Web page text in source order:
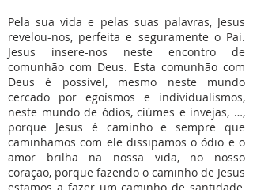
Pela sua vida e pelas suas palavras, Jesus
revelou-nos, perfeita e seguramente o Pai.
Jesus insere-nos neste encontro de
comunhão com Deus. Esta comunhão com
Deus é possível, mesmo neste mundo
cercado por egoísmos e individualismos,
neste mundo de ódios, ciúmes e invejas, …,
porque Jesus é caminho e sempre que
caminhamos com ele dissipamos o ódio e o
amor brilha na nossa vida, no nosso
coração, porque fazendo o caminho de Jesus